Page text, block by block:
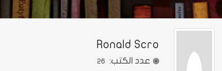
Ronald Scro
عدد الكتب: 26